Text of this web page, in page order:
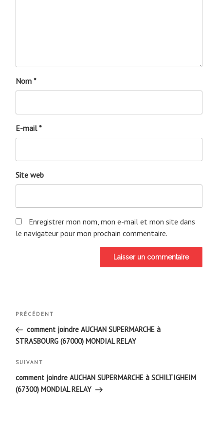
Nom *
E-mail*
Site web
Enregistrer mon nom, mon e-mail et mon site dans
le navigateur pour mon prochain commentaire.
Navigation
de
l’article
Article
précédent
PRÉCÉDENT
comment joindre AUCHAN SUPERMARCHE à
STRASBOURG (67000) MONDIAL RELAY
Article
suivant
SUIVANT
comment joindre AUCHAN SUPERMARCHE à SCHILTIGHEIM
(67300) MONDIAL RELAY